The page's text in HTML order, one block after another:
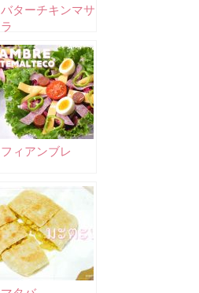
バターチキンマサ
ラ
フィアンブレ